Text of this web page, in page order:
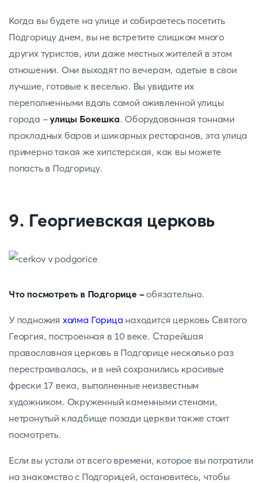
Когда вы будете на улице и собираетесь посетить
Подгорицу днем, вы не встретите слишком много
других туристов, или даже местных жителей в этом
отношении. Они выходят по вечерам, одетые в свои
лучшие, готовые к веселью. Вы увидите их
переполненными вдоль самой оживленной улицы
города -улицы Бокешка. Оборудованная тоннами
прохладных баров и шикарных ресторанов, эта улица
примерно такая же хипстерская, как вы можете
попасть в Подгорицу.
9. Георгиевская церковь
Что посмотреть в Подгорице -обязательно.
У подножия холма Горица находится церковь Святого
Георгия, построенная в 10 веке. Старейшая
православная церковь в Подгорице несколько раз
перестраивалась, и в ней сохранились красивые
фрески 17 века, выполненные неизвестным
художником. Окруженный каменными стенами,
нетронутый кладбище позади церкви также стоит
посмотреть.
Если вы устали от всего времени, которое вы потратили
на знакомство с Подгорицей, остановитесь, чтобы